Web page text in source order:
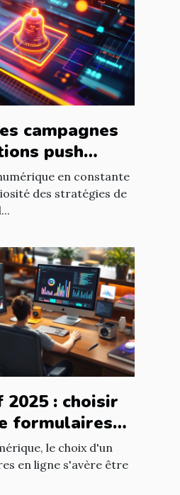
campagnes
push
le
en constante
des stratégies de
: choisir
formulaires
ses besoins
le choix d'un
en ligne s'avère être